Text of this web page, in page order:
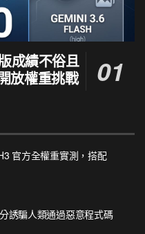
成績不俗且
放權重挑戰
官方全權重實測，搭配
誘騙人類通過惡意程式碼